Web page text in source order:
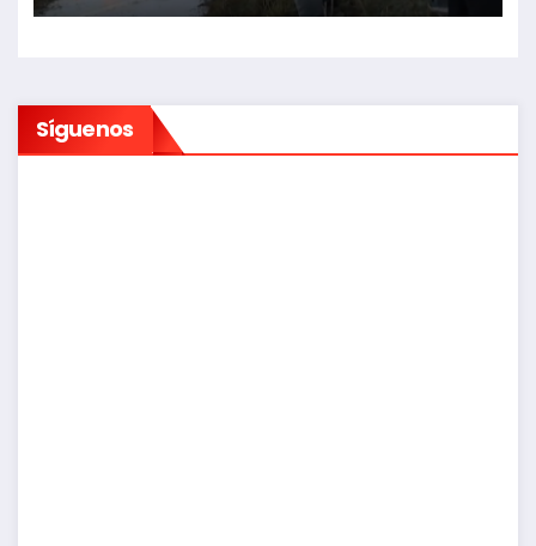
Síguenos